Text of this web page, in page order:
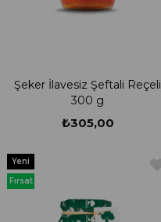
Şeker İlavesiz Şeftali Reçeli
300 g
₺305,00
Yeni
Ürün
Fırsat